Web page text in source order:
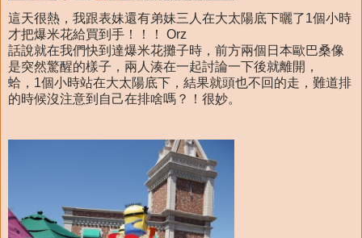
這天很熱，我跟表妹還有弟妹三人在大太陽底下曬了1個小時
才把爆米花給買到手！！！ Orz
話說就在我們快到達爆米花攤子時，前方兩個日本歐巴桑像
是突然驚醒的樣子，兩人湊在一起討論一下後就離開，
蛤，1個小時站在大太陽底下，結果就頭也不回的走，難道排
的時候沒注意到自己在排啥嗎？！很妙。